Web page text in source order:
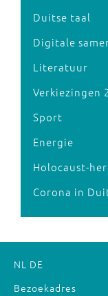
Duitse taal
Digitale
Literatuur
Verkiezingen
Sport
Energie
Holocaust-
Corona in
NL DE
Bezoekadres